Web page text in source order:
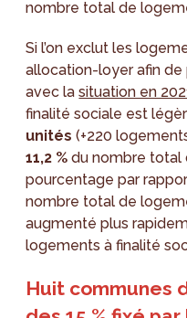
nombre total de
Si l’on exclut les
allocation-loyer afin
avec lasituation en
finalité sociale est
unités (+220
11,2 % du nombre total
pourcentage par
nombre total de
augmenté plus
logements à finalité
Huit communes